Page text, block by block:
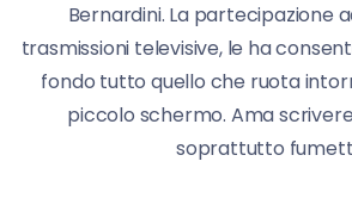
Bernardini. La partecipazione
trasmissioni televisive, le ha
fondo tutto quello che ruota
piccolo schermo. Ama
soprattutto